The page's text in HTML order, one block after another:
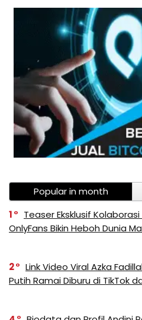
Popular in month
1
Teaser Eksklusif
OnlyFans Bikin Heboh Dunia
2
Link Video Viral Azka
Putih Ramai Diburu di TikTok